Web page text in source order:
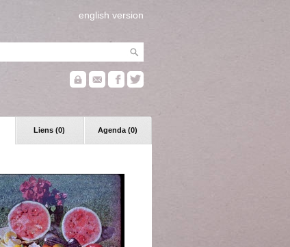
english version
Liens (0) Agenda (0)